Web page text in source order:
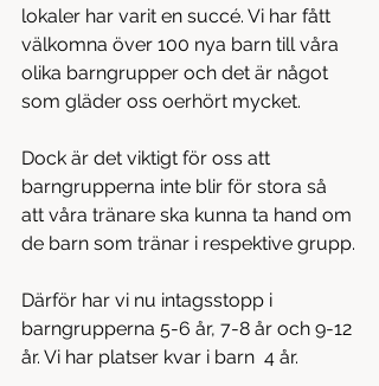
lokaler har varit en succé. Vi har fått
välkomna över 100 nya barn till våra
olika barngrupper och det är något
som gläder oss oerhört mycket.
Dock är det viktigt för oss att
barngrupperna inte blir för stora så
att våra tränare ska kunna ta hand om
de barn som tränar i respektive grupp.
Därför har vi nu intagsstopp i
barngrupperna 5-6 år, 7-8 år och 9-12
år. Vi har platser kvar i barn  4 år.